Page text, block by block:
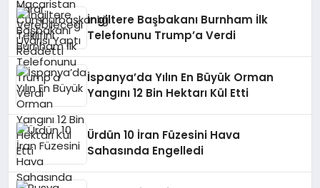
İngiltere Başbakanı Burnham İlk
Telefonunu Trump’a Verdi
İspanya’da Yılın En Büyük Orman
Yangını 12 Bin Hektarı Kül Etti
Ürdün 10 İran Füzesini Hava
Sahasında Engelledi